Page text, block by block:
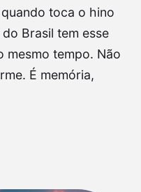
toca o hino
Brasil tem esse
mesmo tempo. Não
É memória,